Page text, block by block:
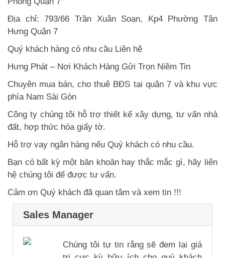
Địa chỉ: 793/66 Trần Xuân Soạn, Kp4 Phường Tân
Hưng Quận 7
Quý khách hàng có nhu cầu Liên hệ
Hưng Phát – Nơi Khách Hàng Gửi Trọn Niềm Tin
Chuyên mua bán, cho thuê BĐS tại quận 7 và khu vực
phía Nam Sài Gòn
Công ty chúng tôi hỗ trợ thiết kế xây dựng, tư vấn nhà
đất, hợp thức hóa giấy tờ.
Hỗ trợ vay ngân hàng nếu Quý khách có nhu cầu.
Bạn có bất kỳ một băn khoăn hay thắc mắc gì, hãy liên
hệ chúng tôi để được tư vấn.
Cảm ơn Quý khách đã quan tâm và xem tin !!!
Sales Manager
Chúng tôi tự tin rằng sẽ đem lại giá